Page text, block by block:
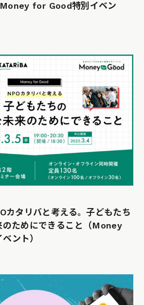
for Good特別イベン
カタリバと考える。子どもたち
のためにできること（Money
ント）